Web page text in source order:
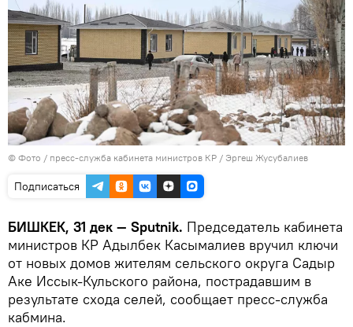
© Фото / пресс-служба кабинета министров КР / Эргеш Жусубалиев
Подписаться
БИШКЕК, 31 дек — Sputnik. Председатель кабинета
министров КР Адылбек Касымалиев вручил ключи
от новых домов жителям сельского округа Садыр
Аке Иссык-Кульского района, пострадавшим в
результате схода селей, сообщает пресс-служба
кабмина.